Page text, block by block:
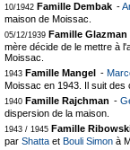
10/1942 Famille Dembak -
maison de Moissac.
05/12/1939 Famille Glazman
mère décide de le mettre à
Moissac.
1943 Famille Mangel -
Moissac en 1943. Il suit des
1940 Famille Rajchman -
dispersion de la maison.
1943 / 1945 Famille
par Shatta et Bouli Simon à